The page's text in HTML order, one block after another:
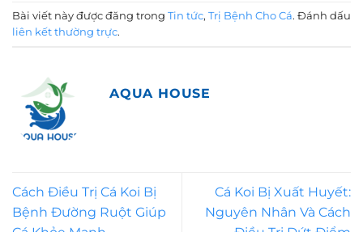
Bài viết này được đăng trong Tin tức, Trị Bệnh Cho Cá. Đánh dấu
liên kết thường trực.
AQUA HOUSE
Cách Điều Trị Cá Koi Bị
Bệnh Đường Ruột Giúp
Cá Koi Bị Xuất Huyết:
Nguyên Nhân Và Cách